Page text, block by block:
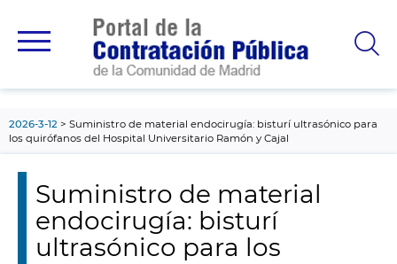
principal
2026-3-12
Suministro de material endocirugía: bisturí ultrasónico para
los quirófanos del Hospital Universitario Ramón y Cajal
Suministro de material
endocirugía: bisturí
ultrasónico para los